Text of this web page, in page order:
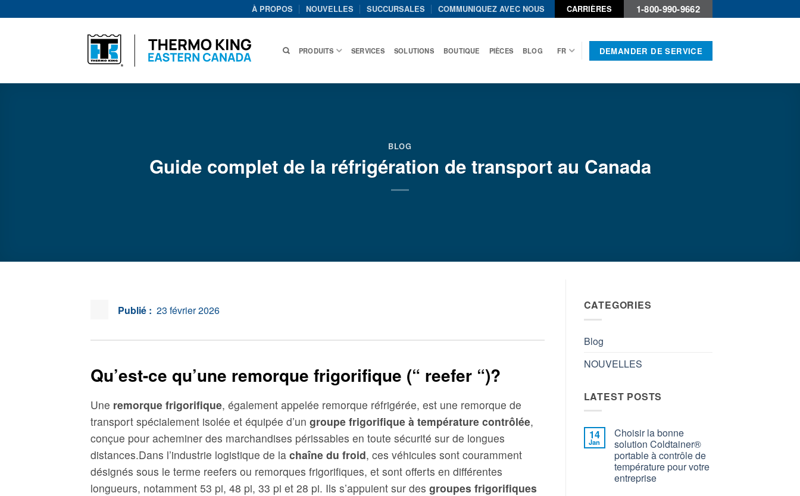
au
À PROPOS NOUVELLES SUCCURSALES COMMUNIQUEZ AVEC NOUS CARRIÈRES 1-800-990-9662
PRODUITS SERVICES SOLUTIONS BOUTIQUE PIÈCES BLOG FR DEMANDER DE SERVICE
BLOG
Guide complet de la réfrigération de transport au Canada
Publié : 23 février 2026
Qu’est-ce qu’une remorque frigorifique (“ reefer “)?
Une remorque frigorifique, également appelée remorque réfrigérée, est une remorque de
transport spécialement isolée et équipée d’un groupe frigorifique à température contrôlée,
conçue pour acheminer des marchandises périssables en toute sécurité sur de longues
distances.Dans l’industrie logistique de la chaîne du froid, ces véhicules sont couramment
désignés sous le terme reefers ou remorques frigorifiques, et sont offerts en différentes
longueurs, notamment 53 pi, 48 pi, 33 pi et 28 pi. Ils s’appuient sur des groupes frigorifiques
CATEGORIES
Blog
NOUVELLES
LATEST POSTS
14
Jan
Choisir la bonne
solution Coldtainer®
portable à contrôle de
température pour votre
entreprise